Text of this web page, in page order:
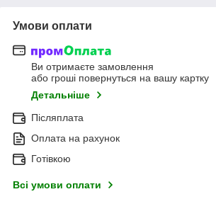
Умови оплати
Ви отримаєте замовлення
або гроші повернуться на вашу картку
Детальніше
Післяплата
Оплата на рахунок
Готівкою
Всі умови оплати